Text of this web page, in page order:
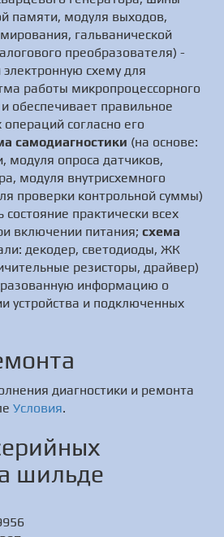
памяти, модуля выходов,
гальванической
преобразователя) -
схему для
работы микропроцессорного
обеспечивает правильное
согласно его
самодиагностики (на основе:
модуля опроса датчиков,
модуля внутрисхемного
проверки контрольной суммы)
практически всех
включении питания;схема
декодер, светодиоды, ЖК
резисторы, драйвер)
информацию о
устройства и подключенных
диагностики и ремонта
Условия.
шильде